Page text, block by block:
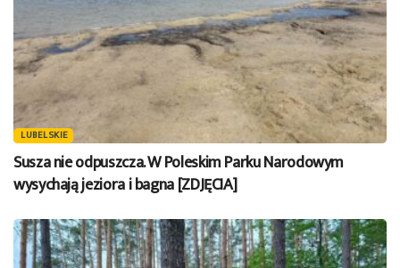
LUBELSKIE
Susza nie odpuszcza. W Poleskim Parku Narodowym
wysychają jeziora i bagna [ZDJĘCIA]